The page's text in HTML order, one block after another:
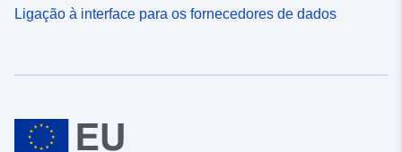
Ligação à interface para os fornecedores de dados